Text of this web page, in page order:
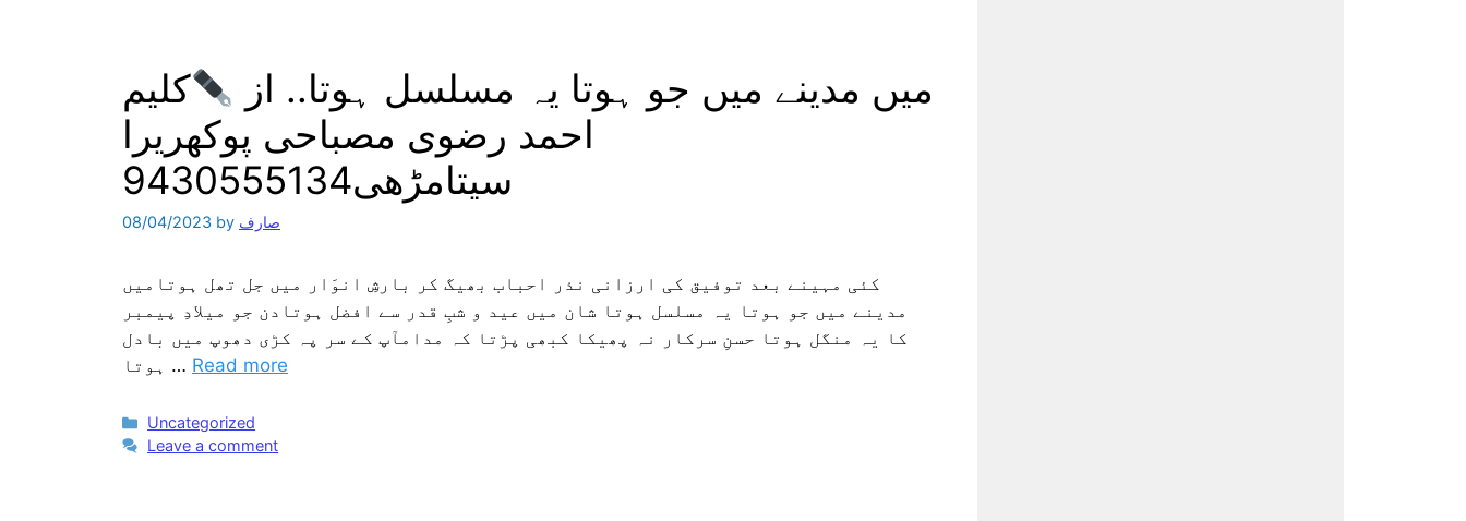
میں مدینے میں جو ہوتا یہ مسلسل ہوتا.. از
کلیم
احمد رضوی مصباحی پوکھریرا
سیتامڑھی9430555134
08/04/2023 by صارف
کئی مہینے بعد توفیق کی ارزانی نذر احباب بھیگ کر بارشِ انوَار میں جل تھل ہوتامیں
مدینے میں جو ہوتا یہ مسلسل ہوتا شان میں عید و شبِ قدر سے افضل ہوتادن جو میلادِ پیمبر
کا یہ منگل ہوتا حسنِ سرکار نہ پھیکا کبھی پڑتا کہ مدامآپ کے سر پہ کڑی دھوپ میں بادل
ہوتا … Read more
Categories
Uncategorized
Leave a comment